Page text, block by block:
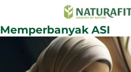
Memperbanyak ASI